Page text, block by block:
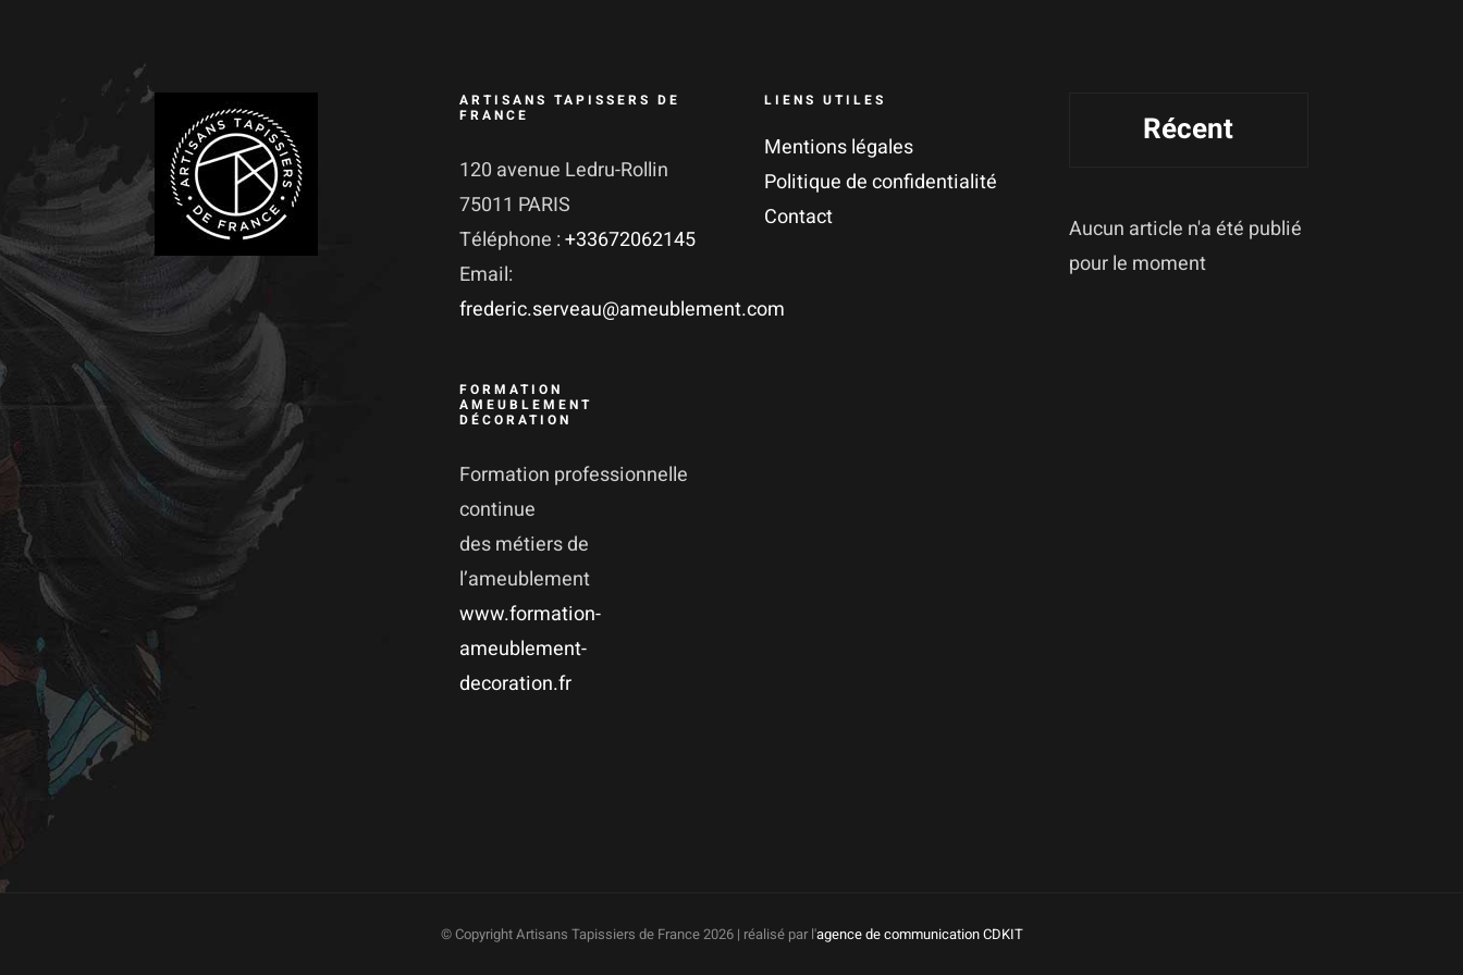
ARTISANS TAPISSERS DE
FRANCE
120 avenue Ledru-Rollin
75011 PARIS
Téléphone :+33672062145
Email:
frederic.serveau@ameublement.com
FORMATION
AMEUBLEMENT
DÉCORATION
Formation professionnelle
continue
des métiers de
l’ameublement
www.formation-
ameublement-
decoration.fr
LIENS UTILES
Mentions légales
Politique de confidentialité
Contact
Récent
Aucun article n'a été publié
pour le moment
© Copyright Artisans Tapissiers de France2026 | réalisé par l'agence de communication CDKIT